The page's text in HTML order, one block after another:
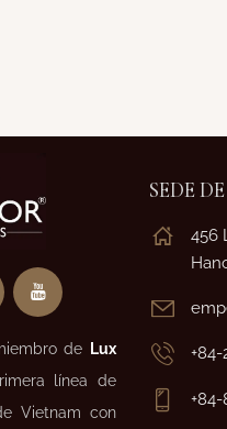
de
Lux
línea de
Vietnam con
SEDE
456
+84-